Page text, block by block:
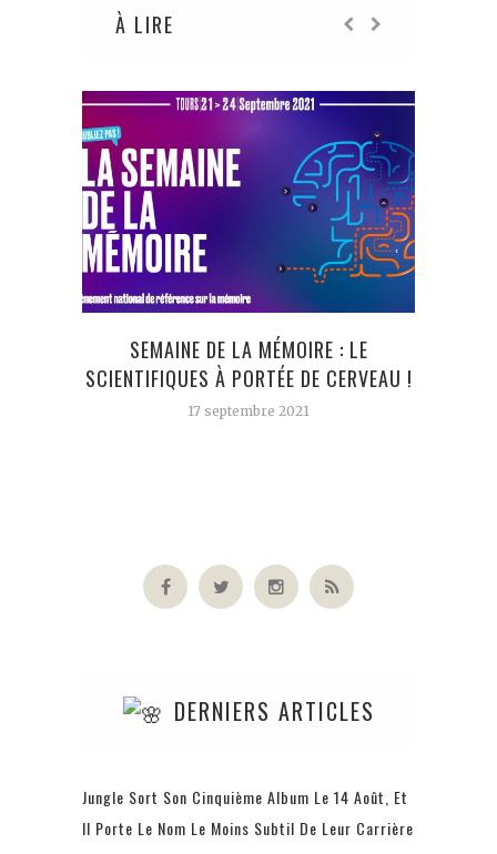
À LIRE
SEMAINE DE LA MÉMOIRE : LE
SCIENTIFIQUES À PORTÉE DE CERVEAU !
17 septembre 2021
DERNIERS ARTICLES
Jungle Sort Son Cinquième Album Le 14 Août, Et
Il Porte Le Nom Le Moins Subtil De Leur Carrière